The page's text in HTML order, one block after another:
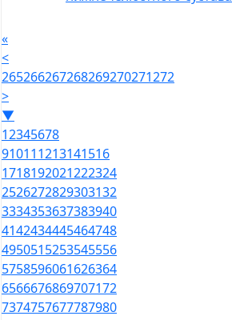
«
<
265266267268269270271272
>
▼
12345678
910111213141516
1718192021222324
2526272829303132
3334353637383940
4142434445464748
4950515253545556
5758596061626364
6566676869707172
7374757677787980